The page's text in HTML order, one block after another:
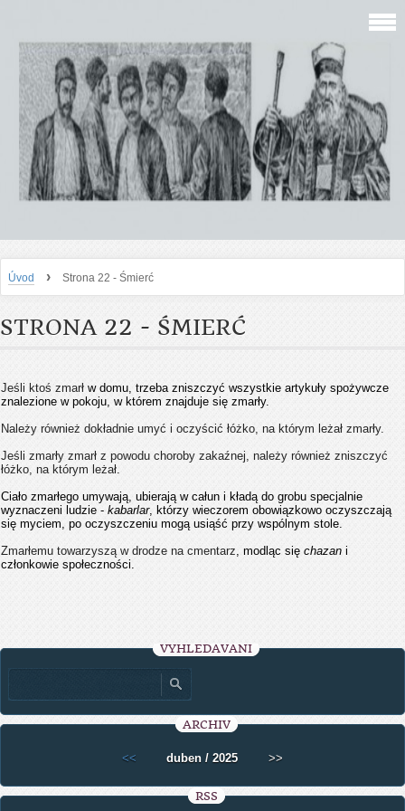
Úvod › Strona 22 - Śmierć
STRONA 22 - ŚMIERĆ
Jeśli ktoś zmarł w domu, trzeba zniszczyć wszystkie artykuły spożywcze
znalezione w pokoju, w którem znajduje się zmarły.
Należy również dokładnie umyć i oczyścić łóżko, na którym leżał zmarły.
Jeśli zmarły zmarł z powodu choroby zakaźnej, należy również zniszczyć
łóżko, na którym leżał.
Ciało zmarłego umywają, ubierają w całun i kładą do grobu specjalnie
wyznaczeni ludzie - kabarlar, którzy wieczorem obowiązkowo oczyszczają
się myciem, po oczyszczeniu mogą usiąść przy wspólnym stole.
Zmarłemu towarzyszą w drodze na cmentarz, modląc się chazan i
członkowie społeczności.
VYHLEDÁVÁNÍ
ARCHIV
<< duben / 2025 >>
RSS